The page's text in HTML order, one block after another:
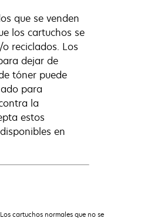
que se venden
los cartuchos se
reciclados. Los
dejar de
tóner puede
para
la
estos
en
cartuchos normales que no se